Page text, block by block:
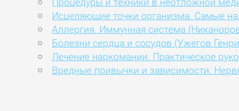
Исцеляющие точки организма. Самые
Аллергия. Иммунная система
Болезни сердца и сосудов (Ужегов
Лечение наркомании. Практическое
Вредные привычки и зависимости.